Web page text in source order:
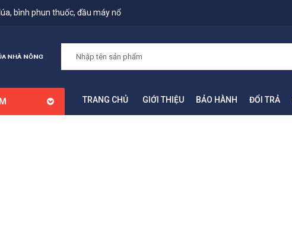
bình phun thuốc, đầu máy nổ
TRANG CHỦ GIỚI THIỆU BẢO HÀNH ĐỔI TRẢ